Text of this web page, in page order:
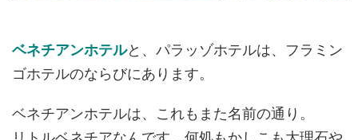
ベネチアンホテルと、パラッゾホテルは、フラミン
ゴホテルのならびにあります。
ベネチアンホテルは、これもまた名前の通り。